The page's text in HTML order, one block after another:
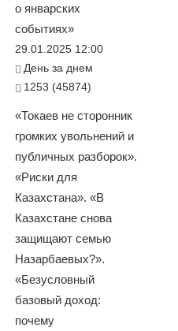
о январских
событиях»
29.01.2025 12:00
День за днем
1253 (45874)
«Токаев не сторонник
громких увольнений и
публичных разборок».
«Риски для
Казахстана». «В
Казахстане снова
защищают семью
Назарбаевых?».
«Безусловный
базовый доход:
почему